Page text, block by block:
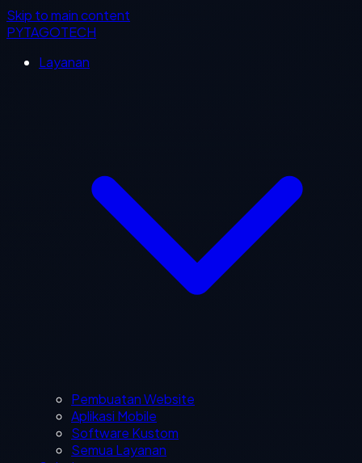
Skip to main content
PYTAGOTECH
Layanan
Pembuatan Website
Aplikasi Mobile
Software Kustom
Semua Layanan